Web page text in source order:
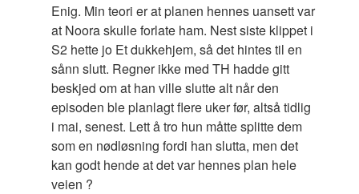
Enig. Min teori er at planen hennes uansett var
at Noora skulle forlate ham. Nest siste klippet i
S2 hette jo Et dukkehjem, så det hintes til en
sånn slutt. Regner ikke med TH hadde gitt
beskjed om at han ville slutte alt når den
episoden ble planlagt flere uker før, altså tidlig
i mai, senest. Lett å tro hun måtte splitte dem
som en nødløsning fordi han slutta, men det
kan godt hende at det var hennes plan hele
veien ?